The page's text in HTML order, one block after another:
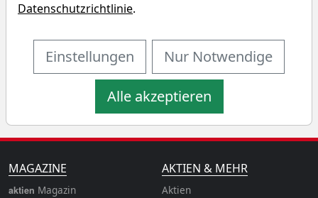
n
MAGAZINE
aktien Magazin
AKTIEN & MEHR
Aktien
Datenschutzrichtlinie.
Einstellungen Nur Notwendige
Alle akzeptieren